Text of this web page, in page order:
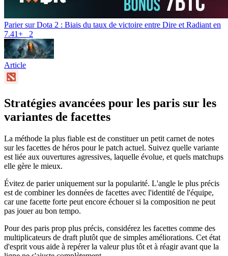
Parier sur Dota 2 : Biais du taux de victoire entre Dire et Radiant en
7.41+ 2
Article
Stratégies avancées pour les paris sur les
variantes de facettes
La méthode la plus fiable est de constituer un petit carnet de notes
sur les facettes de héros pour le patch actuel. Suivez quelle variante
est liée aux ouvertures agressives, laquelle évolue, et quels matchups
elle gère le mieux.
Évitez de parier uniquement sur la popularité. L'angle le plus précis
est de combiner les données de facettes avec l'identité de l'équipe,
car une facette forte peut encore échouer si la composition ne peut
pas jouer au bon tempo.
Pour des paris prop plus précis, considérez les facettes comme des
multiplicateurs de draft plutôt que de simples améliorations. Cet état
d'esprit vous aide à repérer la valeur plus tôt et à réagir avant que la